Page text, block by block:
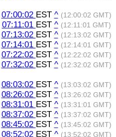
07:00:02 EST ^ (12:00:02 GMT)
07:11:01 EST ^ (12:11:01 GMT)
07:13:02 EST ^ (12:13:02 GMT)
07:14:01 EST ^ (12:14:01 GMT)
07:22:02 EST ^ (12:22:02 GMT)
07:32:02 EST ^ (12:32:02 GMT)
08:03:02 EST ^ (13:03:02 GMT)
08:26:02 EST ^ (13:26:02 GMT)
08:31:01 EST ^ (13:31:01 GMT)
08:37:02 EST ^ (13:37:02 GMT)
08:45:02 EST ^ (13:45:02 GMT)
08:52:02 EST ^ (13:52:02 GMT)